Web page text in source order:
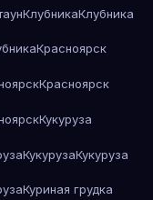
КлубникаКлубника
Красноярск
Красноярск
Кукуруза
КукурузаКукуруза
Куриная грудка